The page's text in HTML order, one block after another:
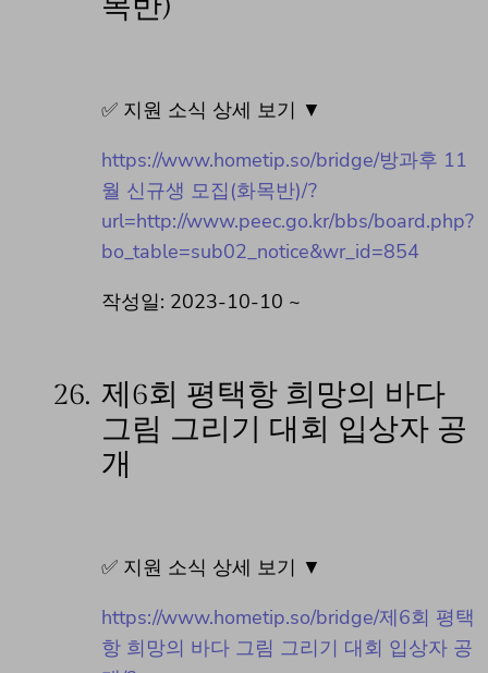
목반)
✅ 지원 소식 상세 보기 ▼
https://www.hometip.so/bridge/방과후 11
월 신규생 모집(화목반)/?
url=http://www.peec.go.kr/bbs/board.php?
bo_table=sub02_notice&wr_id=854
작성일: 2023-10-10 ~
26. 제6회 평택항 희망의 바다
그림 그리기 대회 입상자 공
개
✅ 지원 소식 상세 보기 ▼
https://www.hometip.so/bridge/제6회 평택
항 희망의 바다 그림 그리기 대회 입상자 공